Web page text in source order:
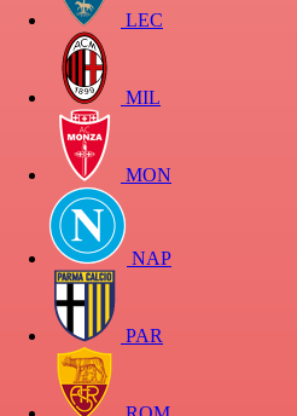
LEC
MIL
MON
NAP
PAR